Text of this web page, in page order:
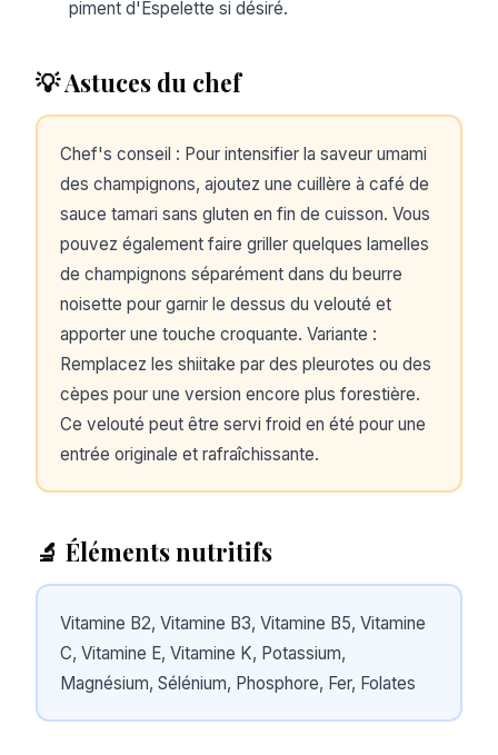
piment d'Espelette si désiré.
💡 Astuces du chef
Chef's conseil : Pour intensifier la saveur umami
des champignons, ajoutez une cuillère à café de
sauce tamari sans gluten en fin de cuisson. Vous
pouvez également faire griller quelques lamelles
de champignons séparément dans du beurre
noisette pour garnir le dessus du velouté et
apporter une touche croquante. Variante :
Remplacez les shiitake par des pleurotes ou des
cèpes pour une version encore plus forestière.
Ce velouté peut être servi froid en été pour une
entrée originale et rafraîchissante.
🔬 Éléments nutritifs
Vitamine B2, Vitamine B3, Vitamine B5, Vitamine
C, Vitamine E, Vitamine K, Potassium,
Magnésium, Sélénium, Phosphore, Fer, Folates